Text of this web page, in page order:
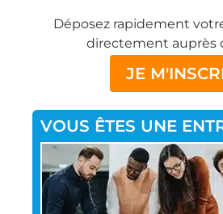
Déposez rapidement
directement auprès
JE
VOUS ÊTES UNE